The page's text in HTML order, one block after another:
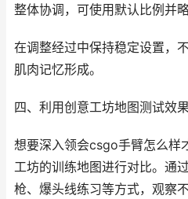
整体协调，可使用默认比例并
在调整经过中保持稳定设置，
肌肉记忆形成。
四、利用创意工坊地图测试效果
想要深入领会csgo手臂怎么样
工坊的训练地图进行对比。通
枪、爆头线练习等方式，观察